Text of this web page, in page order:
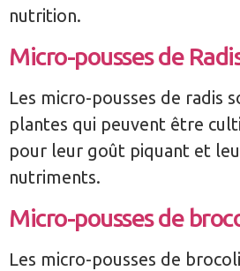
nutrition.
Micro-pousses de
Les micro-pousses de radis
plantes qui peuvent être
pour leur goût piquant et
nutriments.
Micro-pousses de
Les micro-pousses de